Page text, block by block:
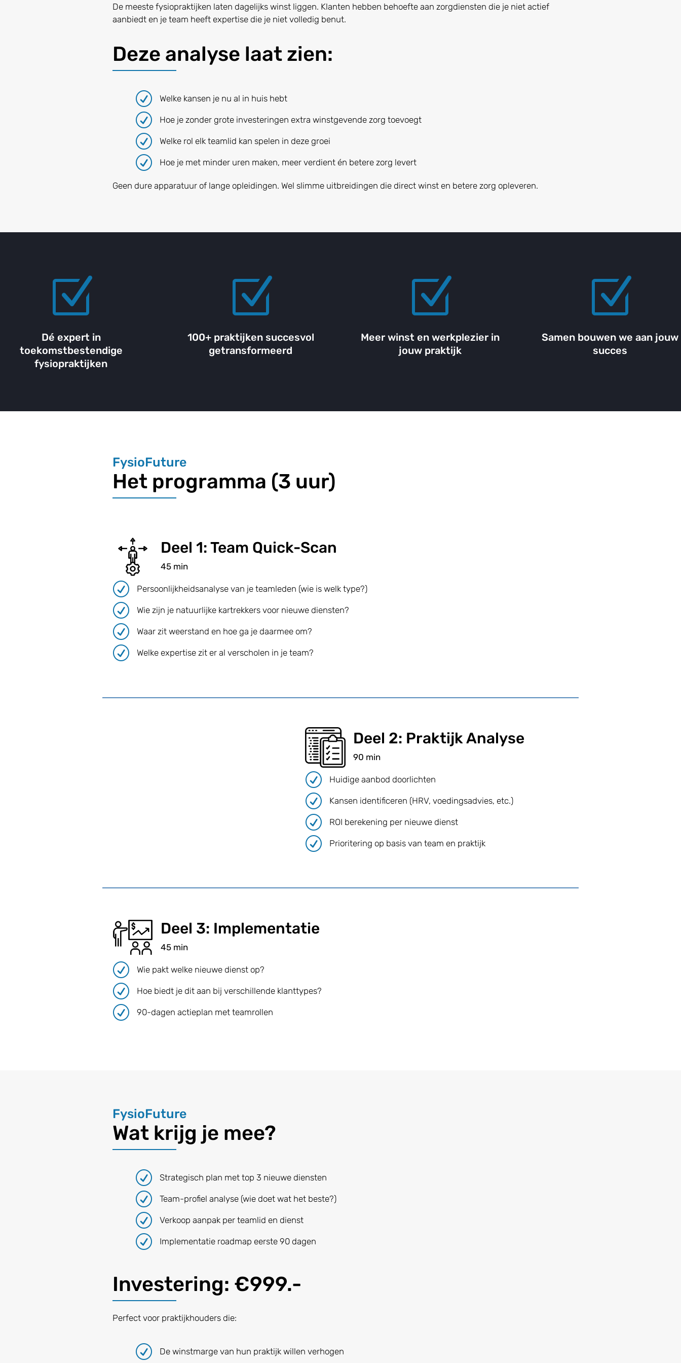
De meeste fysiopraktijken laten dagelijks winst liggen. Klanten hebben behoefte aan zorgdiensten die je niet actief
aanbiedt en je team heeft expertise die je niet volledig benut.
Deze analyse laat zien:
R Welke kansen je nu al in huis hebt
R Hoe je zonder grote investeringen extra winstgevende zorg toevoegt
R Welke rol elk teamlid kan spelen in deze groei
R Hoe je met minder uren maken, meer verdient én betere zorg levert
Geen dure apparatuur of lange opleidingen. Wel slimme uitbreidingen die direct winst en betere zorg opleveren.
Z
Dé expert in
toekomstbestendige
fysiopraktijken
Z
100+ praktijken succesvol
getransformeerd
Z
Meer winst en werkplezier in
jouw praktijk
Z
Samen bouwen we aan jouw
succes
FysioFuture
Het programma (3 uur)
Deel 1: Team Quick-Scan
45 min
R Persoonlijkheidsanalyse van je teamleden (wie is welk type?)
R Wie zijn je natuurlijke kartrekkers voor nieuwe diensten?
R Waar zit weerstand en hoe ga je daarmee om?
R Welke expertise zit er al verscholen in je team?
Deel 2: Praktijk Analyse
90 min
R Huidige aanbod doorlichten
R Kansen identificeren (HRV, voedingsadvies, etc.)
R ROI berekening per nieuwe dienst
R Prioritering op basis van team en praktijk
Deel 3: Implementatie
45 min
R Wie pakt welke nieuwe dienst op?
R Hoe biedt je dit aan bij verschillende klanttypes?
R 90-dagen actieplan met teamrollen
FysioFuture
Wat krijg je mee?
R Strategisch plan met top 3 nieuwe diensten
R Team-profiel analyse (wie doet wat het beste?)
R Verkoop aanpak per teamlid en dienst
R Implementatie roadmap eerste 90 dagen
Investering: €999.-
Perfect voor praktijkhouders die:
R De winstmarge van hun praktijk willen verhogen